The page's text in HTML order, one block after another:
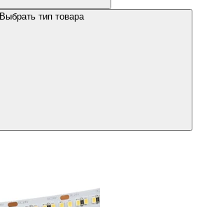
Выбрать тип товара